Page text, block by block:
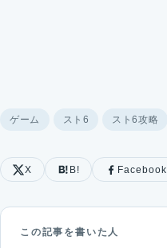
ゲーム スト6 スト6攻略
X B! Facebook
この記事を書いた人